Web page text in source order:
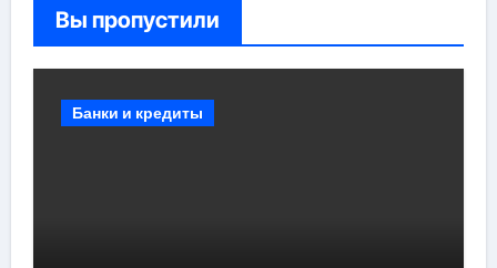
Вы пропустили
Банки и кредиты